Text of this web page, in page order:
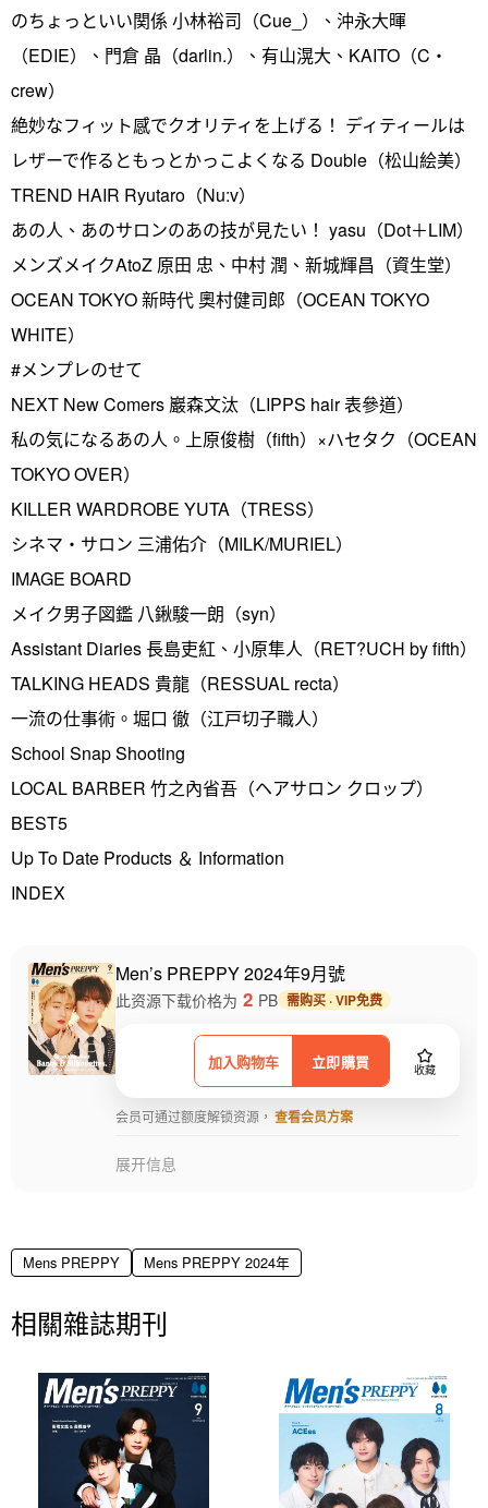
のちょっといい関係 小林裕司（Cue_）、沖永大暉
（EDIE）、門倉 晶（darlin.）、有山滉大、KAITO（C・
crew）
絶妙なフィット感でクオリティを上げる！ ディティールは
レザーで作るともっとかっこよくなる Double（松山絵美）
TREND HAIR Ryutaro（Nu:v）
あの人、あのサロンのあの技が見たい！ yasu（Dot＋LIM）
メンズメイクAtoZ 原田 忠、中村 潤、新城輝昌（資生堂）
OCEAN TOKYO 新時代 奧村健司郎（OCEAN TOKYO
WHITE）
#メンプレのせて
NEXT New Comers 巖森文汰（LIPPS hair 表參道）
私の気になるあの人。上原俊樹（fifth）×ハセタク（OCEAN
TOKYO OVER）
KILLER WARDROBE YUTA（TRESS）
シネマ・サロン 三浦佑介（MILK/MURIEL）
IMAGE BOARD
メイク男子図鑑 八鍬駿一朗（syn）
Assistant Diaries 長島吏紅、小原隼人（RET?UCH by fifth）
TALKING HEADS 貴龍（RESSUAL recta）
一流の仕事術。堀口 徹（江戸切子職人）
School Snap Shooting
LOCAL BARBER 竹之內省吾（ヘアサロン クロップ）
BEST5
Up To Date Products ＆ Information
INDEX
Men’s PREPPY 2024年9月號
加入购物车 立即購買 收藏
此资源下载价格为 2 PB 需购买 · VIP免费
会员可通过额度解锁资源， 查看会员方案
展开信息
Mens PREPPY Mens PREPPY 2024年
相關雜誌期刊